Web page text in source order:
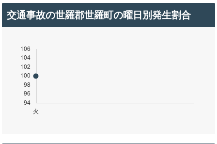
交通事故の世羅郡世羅町の曜日別発生割合